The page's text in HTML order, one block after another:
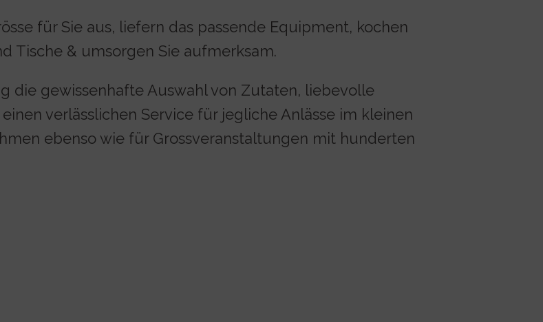
für Sie aus, liefern das passende Equipment, kochen
Tische & umsorgen Sie aufmerksam.
die gewissenhafte Auswahl von Zutaten, liebevolle
verlässlichen Service für jegliche Anlässe im kleinen
ebenso wie für Grossveranstaltungen mit hunderten